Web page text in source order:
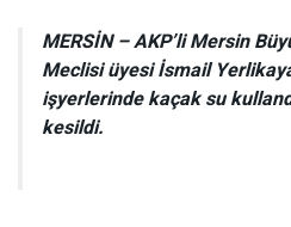
MERSİN –AKP’li Mersin
Meclisi üyesi İsmail
işyerlerinde kaçak su
kesildi.